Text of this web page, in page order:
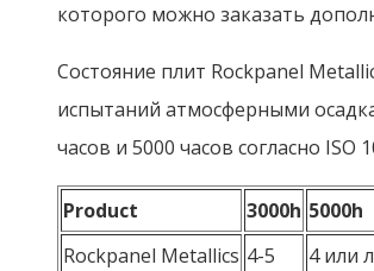
которого можно заказать
Состояние плит Rockpanel
испытаний атмосферными
часов и 5000 часов согласно ISO
Product 3000h 5000h
Rockpanel Metallics 4-5 4 или